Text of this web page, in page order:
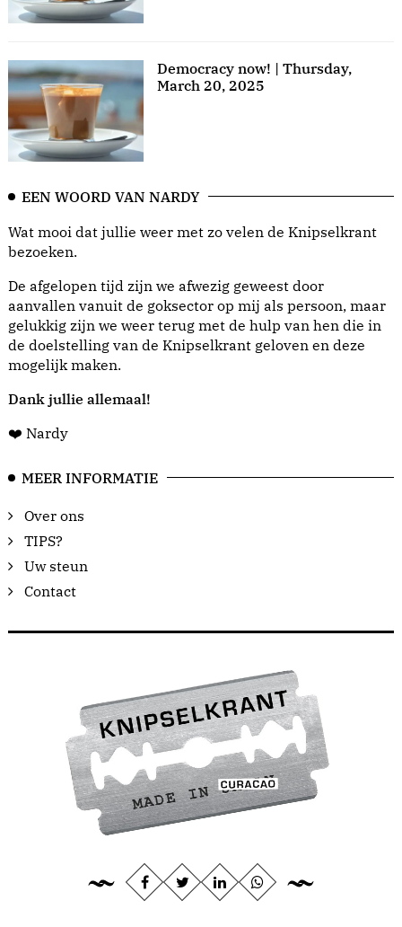
Democracy now! | Thursday,
March 20, 2025
EEN WOORD VAN NARDY
Wat mooi dat jullie weer met zo velen de Knipselkrant
bezoeken.
De afgelopen tijd zijn we afwezig geweest door
aanvallen vanuit de goksector op mij als persoon, maar
gelukkig zijn we weer terug met de hulp van hen die in
de doelstelling van de Knipselkrant geloven en deze
mogelijk maken.
Dank jullie allemaal!
❤️ Nardy
MEER INFORMATIE
Over ons
TIPS?
Uw steun
Contact